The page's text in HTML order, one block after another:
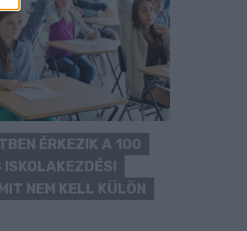
ÉRKEZIK A 100
ISKOLAKEZDÉSI
NEM KELL KÜLÖN